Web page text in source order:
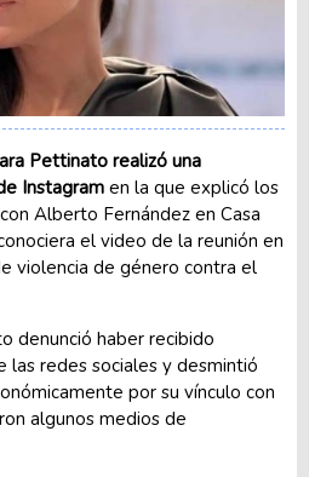
Pettinato realizó una
Instagram en la que explicó los
Alberto Fernández en Casa
el video de la reunión en
violencia de género contra el
denunció haber recibido
las redes sociales y desmintió
por su vínculo con
algunos medios de